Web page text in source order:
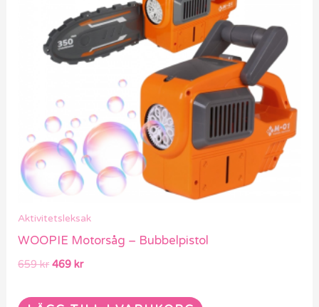
Aktivitetsleksak
WOOPIE Motorsåg – Bubbelpistol
659kr 469kr